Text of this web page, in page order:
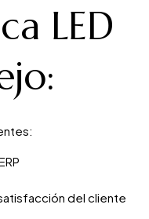
LED
:
del cliente